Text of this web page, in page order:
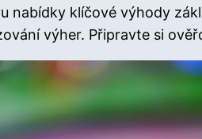
nabídky klíčové výhody
výher. Připravte si